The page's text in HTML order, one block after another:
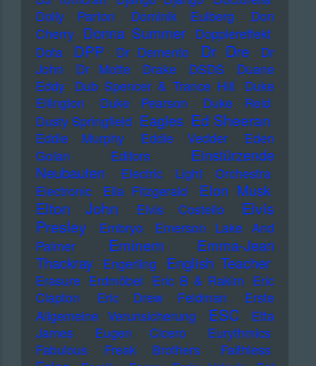
Dolly Parton
Dominik Eulberg
Don
Cherry Donna Summer Dopplereffekt
Dota
DPP Dr Demento Dr Dre
Dr
John
Dr Motte Drake DSDS
Duane
Eddy
Dub Spencer & Trance Hill
Duke
Ellington
Duke Pearson
Duke Reid
Dusty Springfield Eagles Ed Sheeran
Eddie Murphy Eddie Vedder
Eden
Golan
Editors
Einstürzende
Neubauten
Electric Light Orchestra
Electronic
Ella Fitzgerald Elon Musk
Elton John Elvis Costello
Elvis
Presley
Embryo
Emerson Lake And
Palmer
Eminem
Emma-Jean
Thackray
Engerling English Teacher
Erasure Erdmöbel Eric B & Rakim Eric
Clapton
Eric Drew Feldman
Erste
Allgemeine Verunsicherung
ESC
Etta
James
Eugen Cicero
Eurythmics
Fabulous Freak Brothers
Faithless